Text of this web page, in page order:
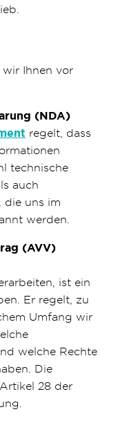
Ihnen vor
(NDA)
regelt, dass
technische
auch
die uns im
werden.
(AVV)
ist ein
Er regelt, zu
Umfang wir
welche Rechte
Die
28 der